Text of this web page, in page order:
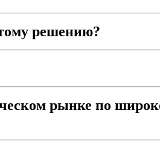
решению?
рынке по